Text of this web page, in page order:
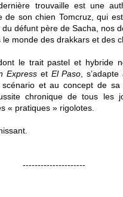
trouvaille est une
de son chien Tomcruz, qui
défunt père de Sacha, nos
monde des drakkars et des
le trait pastel et hybride
Expresset El Paso ,
et au concept de sa
chronique de tous les
« pratiques » rigolotes.
---------------------